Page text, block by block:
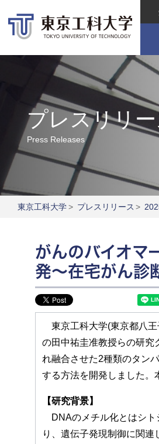
プレスリリ
Press Releases
東京工科大学> プレスリリース >
がんのバイオマ
発～在宅がん診
東京工科大学(東京都八王
の田中祐圭准教授らの研究
れ融合させた2種類のタン
する方法を開発しました。
【研究背景】
DNAのメチル化とはシト
り、遺伝子発現制御に関